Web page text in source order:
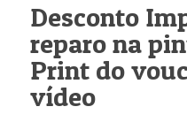
Desconto
reparo na
Print do
vídeo